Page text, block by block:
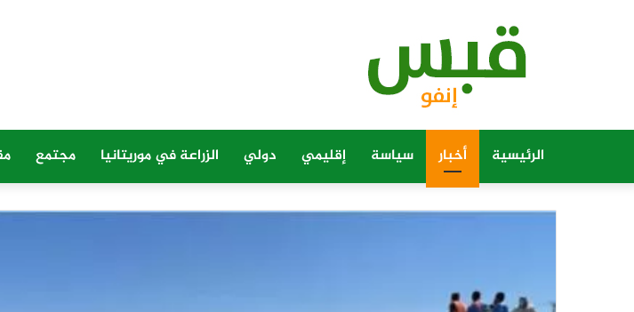
الرئيسية أخبار سياسة إقليمي دولي الزراعة في موريتانيا مجتمع